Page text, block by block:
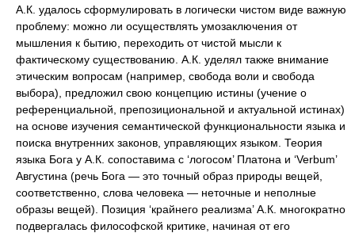
А.К. удалось сформулировать в логически чистом виде важную
проблему: можно ли осуществлять умозаключения от
мышления к бытию, переходить от чистой мысли к
фактическому существованию. А.К. уделял также внимание
этическим вопросам (например, свобода воли и свобода
выбора), предложил свою концепцию истины (учение о
референциальной, препозициональной и актуальной истинах)
на основе изучения семантической функциональности языка и
поиска внутренних законов, управляющих языком. Теория
языка Бога у А.К. сопоставима с ‘логосом’ Платона и ‘Verbum’
Августина (речь Бога — это точный образ природы вещей,
соответственно, слова человека — неточные и неполные
образы вещей). Позиция ‘крайнего реализма’ А.К. многократно
подвергалась философской критике, начиная от его